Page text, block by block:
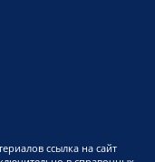
ссылка на сайт